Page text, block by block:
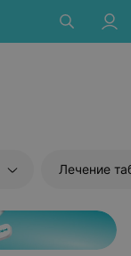
Лечение